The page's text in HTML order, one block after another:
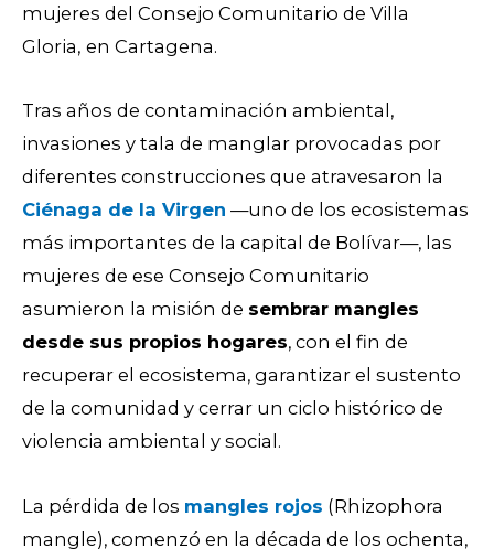
mujeres del Consejo Comunitario de Villa
Gloria, en Cartagena.
Tras años de contaminación ambiental,
invasiones y tala de manglar provocadas por
diferentes construcciones que atravesaron la
Ciénaga de la Virgen —uno de los ecosistemas
más importantes de la capital de Bolívar—, las
mujeres de ese Consejo Comunitario
asumieron la misión de sembrar mangles
desde sus propios hogares, con el fin de
recuperar el ecosistema, garantizar el sustento
de la comunidad y cerrar un ciclo histórico de
violencia ambiental y social.
La pérdida de los mangles rojos (Rhizophora
mangle), comenzó en la década de los ochenta,